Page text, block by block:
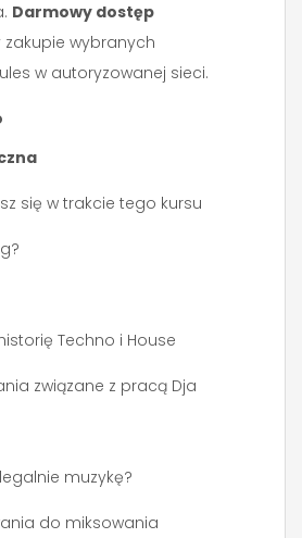
Darmowy dostęp
zakupie wybranych
w autoryzowanej sieci.
się w trakcie tego kursu
Techno i House
związane z pracą Dja
muzykę?
do miksowania